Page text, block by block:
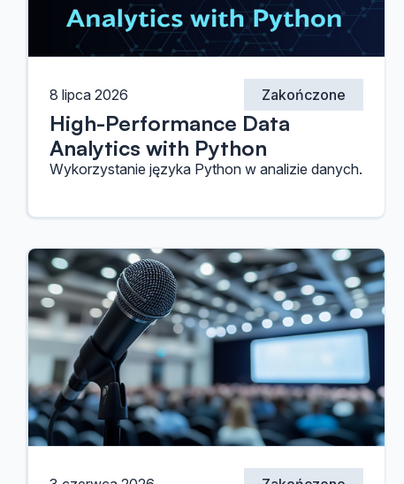
Zakończone
8 lipca 2026
High-Performance Data
Analytics with Python
Wykorzystanie języka Python w analizie danych.